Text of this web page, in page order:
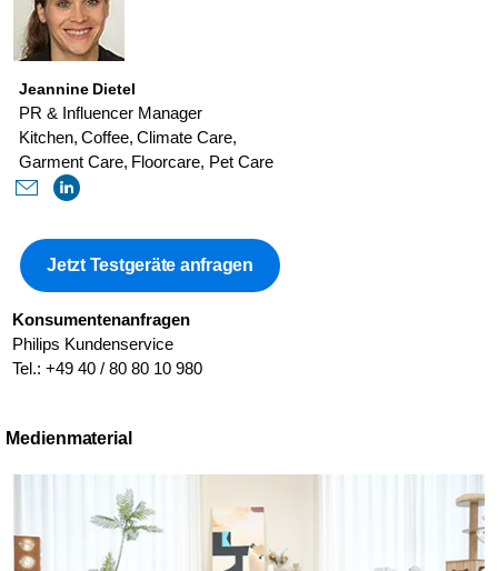
Jeannine Dietel
PR & Influencer Manager
Kitchen, Coffee, Climate Care,
Garment Care, Floorcare, Pet Care
Jetzt Testgeräte anfragen
Konsumentenanfragen
Philips Kundenservice
Tel.: +49 40 / 80 80 10 980
Medienmaterial